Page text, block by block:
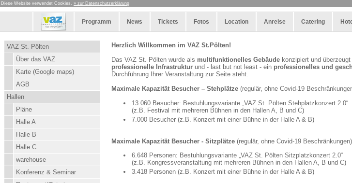
Diese Website verwendet Cookies. » zur Datenschutzerklärung
Programm News Tickets Fotos Location Anreise Catering
VAZ St. Pölten
Über das VAZ
Karte (Google maps)
AGB
Hallen
Pläne
Halle A
Halle B
Halle C
warehouse
Konferenz & Seminar
Herzlich Willkommen im VAZ St.Pölten!
Das VAZ St. Pölten wurde als multifunktionelles Gebäude konzipiert und
professionelle Infrastruktur und - last but not least - ein professionelles und
Durchführung Ihrer Veranstaltung zur Seite steht.
Maximale Kapazität Besucher – Stehplätze (regulär, ohne Covid-19
13.060 Besucher: Bestuhlungsvariante „VAZ St. Pölten Stehplatzkonzert 2.0“
(z.B. Festival mit mehreren Bühnen in den Hallen A, B und C)
7.000 Besucher (z.B. Konzert mit einer Bühne in der Halle A & B)
Maximale Kapazität Besucher - Sitzplätze (regulär, ohne Covid-19 Beschränkungen)
6.648 Personen: Bestuhlungsvariante „VAZ St. Pölten Sitzplatzkonzert 2.0“
(z.B. Kongressveranstaltung mit mehreren Bühnen in den Hallen A, B und C)
3.418 Personen (z.B. Konzert mit einer Bühne in der Halle A & B)